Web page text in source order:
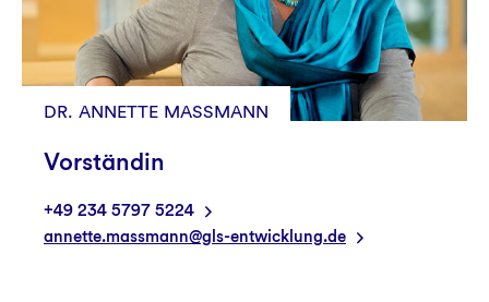
DR. ANNETTE MASSMANN
Vorständin
+49 234 5797 5224
annette.massmann@gls-entwicklung.de